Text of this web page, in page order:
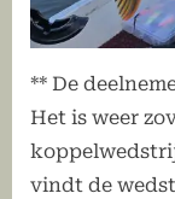
** De
Het is weer
vindt de